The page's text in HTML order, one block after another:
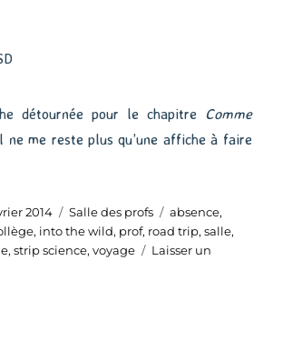
détournée pour le chapitre Comme
ne me reste plus qu’une affiche à faire
2014 Catégories
Salle des profs Étiquettes
absence,
, into the wild, prof, road trip,salle,
,strip science,voyage
Laisser un